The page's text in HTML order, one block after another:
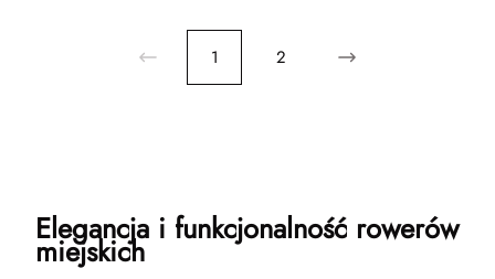
1 2
Elegancja i funkcjonalność rowerów
miejskich